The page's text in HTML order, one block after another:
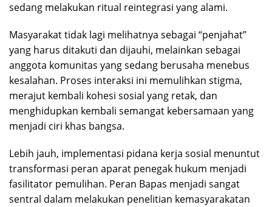
sedang melakukan ritual reintegrasi yang alami.
Masyarakat tidak lagi melihatnya sebagai “penjahat”
yang harus ditakuti dan dijauhi, melainkan sebagai
anggota komunitas yang sedang berusaha menebus
kesalahan. Proses interaksi ini memulihkan stigma,
merajut kembali kohesi sosial yang retak, dan
menghidupkan kembali semangat kebersamaan yang
menjadi ciri khas bangsa.
Lebih jauh, implementasi pidana kerja sosial menuntut
transformasi peran aparat penegak hukum menjadi
fasilitator pemulihan. Peran Bapas menjadi sangat
sentral dalam melakukan penelitian kemasyarakatan